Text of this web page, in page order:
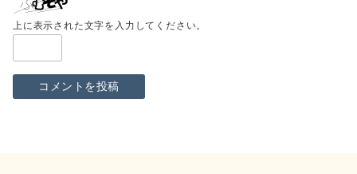
上に表示された文字を入力してください。